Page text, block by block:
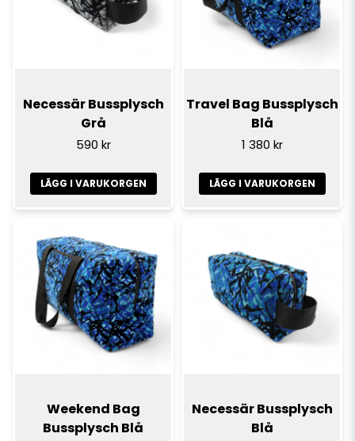
Necessär Bussplysch
Grå
590 kr
LÄGG I VARUKORGEN
Travel Bag Bussplysch
Blå
1 380 kr
LÄGG I VARUKORGEN
Weekend Bag
Bussplysch Blå
Necessär Bussplysch
Blå